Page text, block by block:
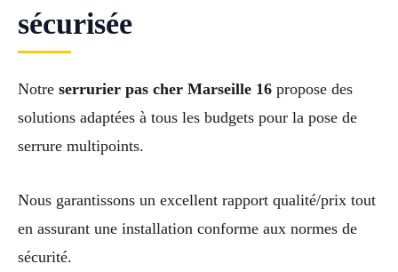
sécurisée
Notre serrurier pas cher Marseille 16 propose des
solutions adaptées à tous les budgets pour la pose de
serrure multipoints.
Nous garantissons un excellent rapport qualité/prix tout
en assurant une installation conforme aux normes de
sécurité.